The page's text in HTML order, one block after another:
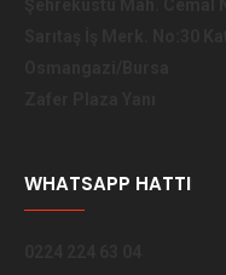
WHATSAPP HATTI